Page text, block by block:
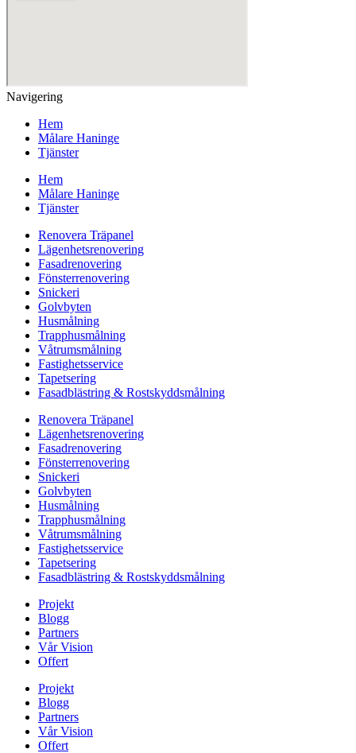
Navigering
Hem
Målare Haninge
Tjänster
Hem
Målare Haninge
Tjänster
Renovera Träpanel
Lägenhetsrenovering
Fasadrenovering
Fönsterrenovering
Snickeri
Golvbyten
Husmålning
Trapphusmålning
Våtrumsmålning
Fastighetsservice
Tapetsering
Fasadblästring & Rostskyddsmålning
Renovera Träpanel
Lägenhetsrenovering
Fasadrenovering
Fönsterrenovering
Snickeri
Golvbyten
Husmålning
Trapphusmålning
Våtrumsmålning
Fastighetsservice
Tapetsering
Fasadblästring & Rostskyddsmålning
Projekt
Blogg
Partners
Vår Vision
Offert
Projekt
Blogg
Partners
Vår Vision
Offert